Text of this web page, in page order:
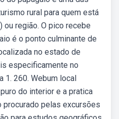
rural para quem está
região. O pico recebe
é o ponto culminante de
no estado de
especificamente no
1. 260. Webum local
do interior e a pratica
pelas excursões